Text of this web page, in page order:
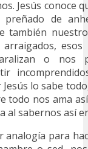
Jesús conoce
de
también
o nos
lo sabe
todo nos ama
al sabernos así
analogía para